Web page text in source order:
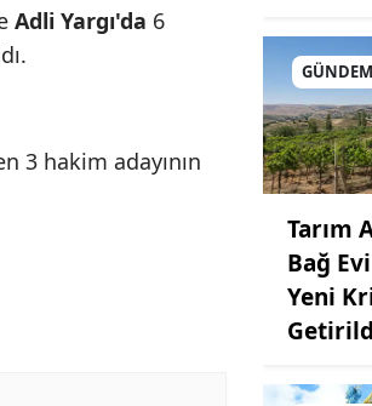
Adli Yargı'da 6
3 hakim adayının
GÜNDEM
Tarım
Bağ
Yeni